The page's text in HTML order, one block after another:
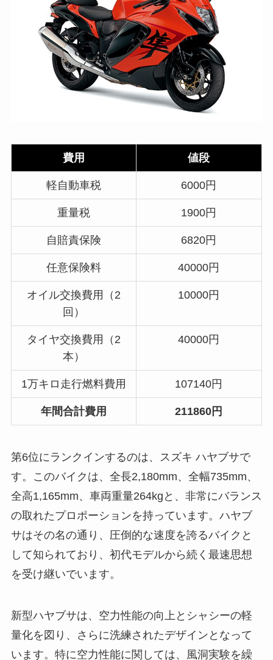
費用 値段
軽自動車税 6000円
重量税 1900円
自賠責保険 6820円
任意保険料 40000円
オイル交換費用（2
回）
10000円
タイヤ交換費用（2
本）
40000円
1万キロ走行燃料費用 107140円
年間合計費用 211860円
第6位にランクインするのは、スズキ ハヤブサで
す。このバイクは、全長2,180mm、全幅735mm、
全高1,165mm、車両重量264kgと、非常にバランス
の取れたプロポーションを持っています。ハヤブ
サはその名の通り、圧倒的な速度を誇るバイクと
して知られており、初代モデルから続く最速思想
を受け継いでいます。
新型ハヤブサは、空力性能の向上とシャシーの軽
量化を図り、さらに洗練されたデザインとなって
います。特に空力性能に関しては、風洞実験を繰